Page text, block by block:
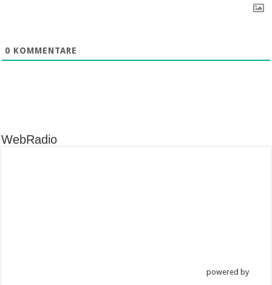
0 KOMMENTARE
WebRadio
powered by